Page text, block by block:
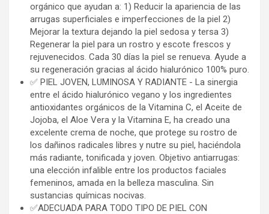
orgánico que ayudan a: 1) Reducir la apariencia de las
arrugas superficiales e imperfecciones de la piel 2)
Mejorar la textura dejando la piel sedosa y tersa 3)
Regenerar la piel para un rostro y escote frescos y
rejuvenecidos. Cada 30 días la piel se renueva. Ayude a
su regeneración gracias al ácido hialurónico 100% puro.
✅ PIEL JOVEN, LUMINOSA Y RADIANTE - La sinergia
entre el ácido hialurónico vegano y los ingredientes
antioxidantes orgánicos de la Vitamina C, el Aceite de
Jojoba, el Aloe Vera y la Vitamina E, ha creado una
excelente crema de noche, que protege su rostro de
los dañinos radicales libres y nutre su piel, haciéndola
más radiante, tonificada y joven. Objetivo antiarrugas:
una elección infalible entre los productos faciales
femeninos, amada en la belleza masculina. Sin
sustancias químicas nocivas.
✅ADECUADA PARA TODO TIPO DE PIEL CON